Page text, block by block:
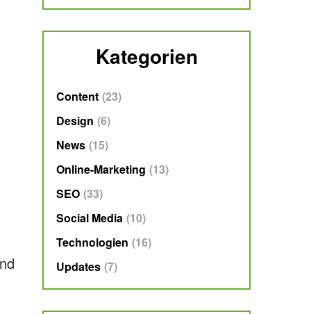
Kategorien
Content 23
Design 6
News 15
Online-Marketing 13
SEO 33
Social Media 10
Technologien 16
Updates 7